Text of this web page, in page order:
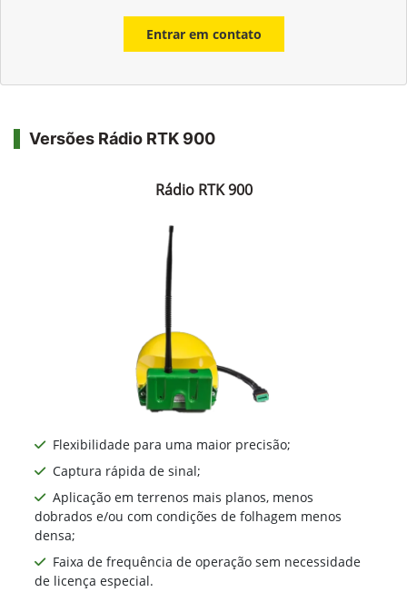
Entrar em contato
Versões Rádio RTK 900
Rádio RTK 900
Flexibilidade para uma maior precisão;
Captura rápida de sinal;
Aplicação em terrenos mais planos, menos
dobrados e/ou com condições de folhagem menos
densa;
Faixa de frequência de operação sem necessidade
de licença especial.